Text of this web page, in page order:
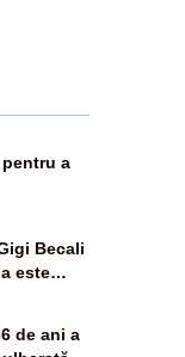
a
Becali
este
de ani a